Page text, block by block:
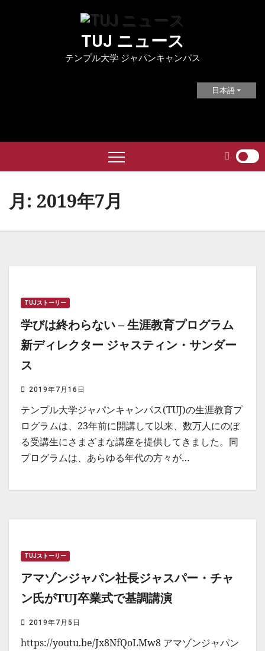
TUJ ニュース
テンプル大学 ジャパンキャンパス
日本語
月: 2019年7月
TUJストーリー
学びは終わらない – 生涯教育プログラム
新ディレクター ジャスティン・サンダー
ス
2019年7月16日
テンプル大学ジャパンキャンパス(TUJ)の生涯教育プ
ログラムは、23年前に開講して以来、数万人にのぼ
る受講生にさまざまな講座を提供してきました。同
プログラムは、あらゆる年代の方々が…
TUJストーリー
アマゾンジャパン社長ジャスパー・チャ
ン氏がTUJ卒業式で基調講演
2019年7月5日
https://youtu.be/Jx8NfQoLMw8 アマゾンジャパン